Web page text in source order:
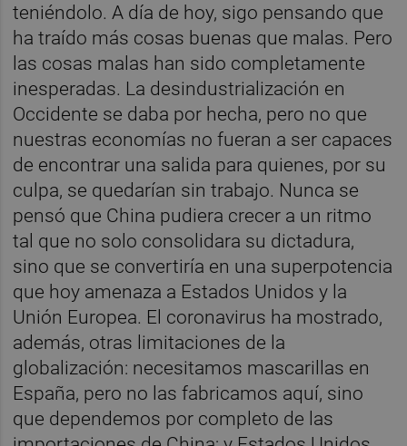
teniéndolo. A día de hoy, sigo pensando que
ha traído más cosas buenas que malas. Pero
las cosas malas han sido completamente
inesperadas. La desindustrialización en
Occidente se daba por hecha, pero no que
nuestras economías no fueran a ser capaces
de encontrar una salida para quienes, por su
culpa, se quedarían sin trabajo. Nunca se
pensó que China pudiera crecer a un ritmo
tal que no solo consolidara su dictadura,
sino que se convertiría en una superpotencia
que hoy amenaza a Estados Unidos y la
Unión Europea. El coronavirus ha mostrado,
además, otras limitaciones de la
globalización: necesitamos mascarillas en
España, pero no las fabricamos aquí, sino
que dependemos por completo de las